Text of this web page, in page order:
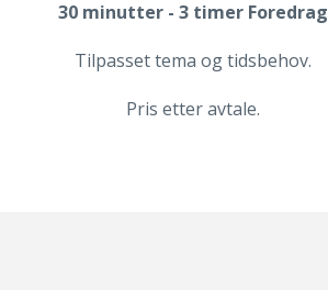
30 minutter - 3 timer Foredrag
Tilpasset tema og tidsbehov.
Pris etter avtale.